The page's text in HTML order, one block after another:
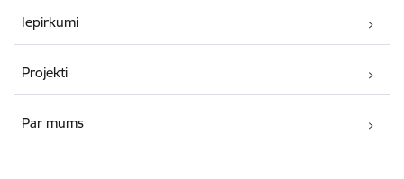
Iepirkumi
Projekti
Par mums